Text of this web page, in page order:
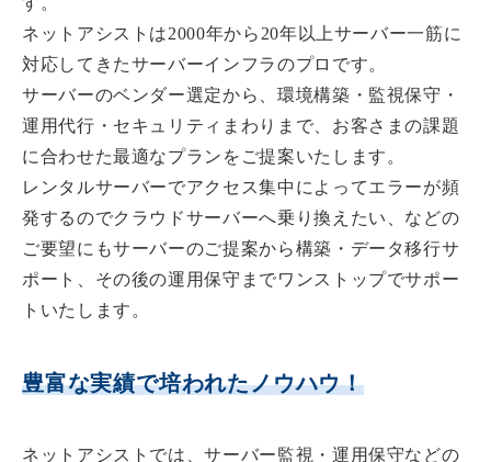
ネットアシストは2000年から20年以上サーバー一筋に
対応してきたサーバーインフラのプロ です。
サーバーのベンダー選定から、環境構築・監視保守・
運用代行・セキュリティまわりまで、お客さまの課題
に合わせた最適なプランをご提案いたします。
レンタルサーバーでアクセス集中によってエラーが頻
発するのでクラウドサーバーへ乗り換えたい、などの
ご要望にもサーバーのご提案から構築・データ移行サ
ポート、その後の運用保守までワンストップでサポー
ト いたします。
豊富な実績で培われたノウハウ！
ネットアシストでは、サーバー監視・運用保守などの